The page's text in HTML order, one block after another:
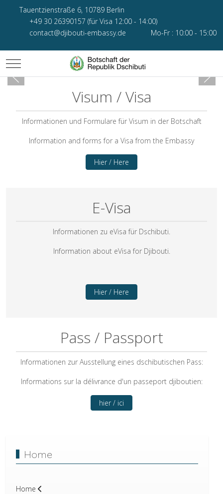
Tauentzienstraße 6, 10789 Berlin
+49 30 26390157 (für Visa 12:00 - 14:00)
contact@djibouti-embassy.de
Mo-Fr : 10:00 - 15:00
Mobile Menu Toggle
Visum / Visa
Informationen und Formulare für Visum in der Botschaft
Information and forms for a Visa from the Embassy
Hier / Here
E-Visa
Informationen zu eVisa für Dschibuti.
Information about eVisa for Djibouti.
Hier / Here
Pass / Passport
Informationen zur Ausstellung eines dschibutischen Pass:
Informations sur la délivrance d'un passeport djiboutien:
hier / ici
Home
Home